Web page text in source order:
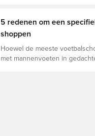
5 redenen om een
shoppen
Hoewel de meeste
met mannenvoeten in